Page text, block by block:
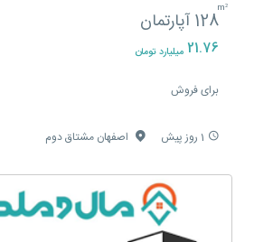
128m² آپارتمان
21.76 میلیارد تومان
برای فروش
1 روز پیش اصفهان مشتاق دوم